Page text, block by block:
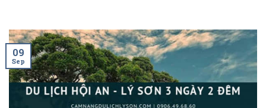
09
Sep